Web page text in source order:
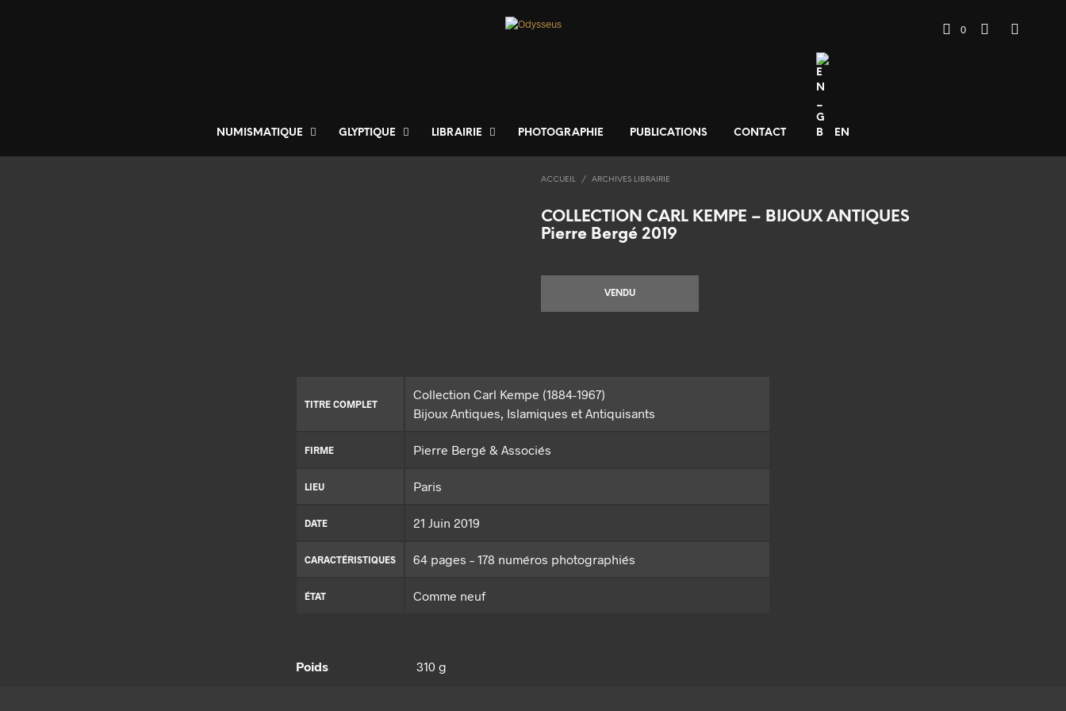
NUMISMATIQUE GLYPTIQUE LIBRAIRIE PHOTOGRAPHIE PUBLICATIONS CONTACT EN
0
ACCUEIL / ARCHIVES LIBRAIRIE
COLLECTION CARL KEMPE – BIJOUX ANTIQUES
Pierre Bergé 2019
VENDU
TITRE COMPLET
Collection Carl Kempe (1884-1967)
Bijoux Antiques, Islamiques et Antiquisants
FIRME Pierre Bergé & Associés
LIEU Paris
DATE 21 Juin 2019
CARACTÉRISTIQUES 64 pages – 178 numéros photographiés
ÉTAT Comme neuf
Poids 310 g